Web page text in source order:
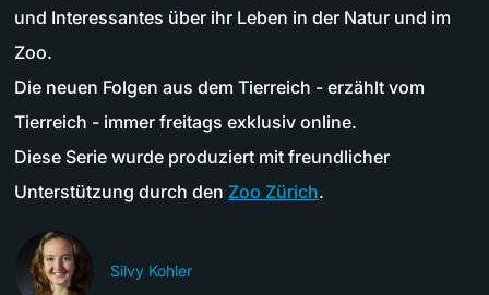
und Interessantes über ihr Leben in der Natur und im
Zoo.
Die neuen Folgen aus dem Tierreich - erzählt vom
Tierreich - immer freitags exklusiv online.
Diese Serie wurde produziert mit freundlicher
Unterstützung durch den Zoo Zürich.
Silvy Kohler